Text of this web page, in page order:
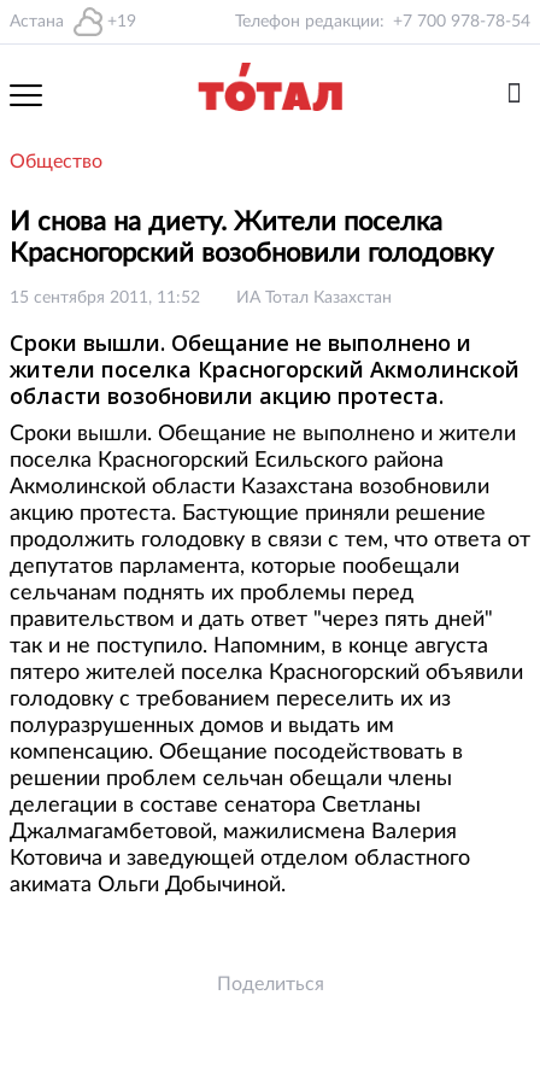
Астана +19 Телефон редакции: +7 700 978-78-54
Общество
И снова на диету. Жители поселка
Красногорский возобновили голодовку
15 сентября 2011, 11:52 ИА Тотал Казахстан
Сроки вышли. Обещание не выполнено и
жители поселка Красногорский Акмолинской
области возобновили акцию протеста.
Сроки вышли. Обещание не выполнено и жители
поселка Красногорский Есильского района
Акмолинской области Казахстана возобновили
акцию протеста. Бастующие приняли решение
продолжить голодовку в связи с тем, что ответа от
депутатов парламента, которые пообещали
сельчанам поднять их проблемы перед
правительством и дать ответ "через пять дней"
так и не поступило. Напомним, в конце августа
пятеро жителей поселка Красногорский объявили
голодовку с требованием переселить их из
полуразрушенных домов и выдать им
компенсацию. Обещание посодействовать в
решении проблем сельчан обещали члены
делегации в составе сенатора Светланы
Джалмагамбетовой, мажилисмена Валерия
Котовича и заведующей отделом областного
акимата Ольги Добычиной.
Поделиться